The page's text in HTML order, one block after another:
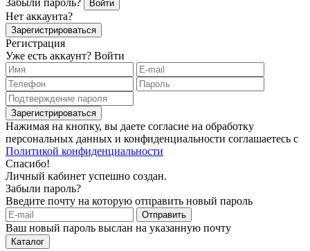
Забыли пароль? Войти
Нет аккаунта?
Зарегистрироваться
Регистрация
Уже есть аккаунт? Войти
Зарегистрироваться
Нажимая на кнопку, вы даете согласие на обработку
персональных данных и конфиденциальности соглашаетесь с
Политикой конфиденциальности
Спасибо!
Личный кабинет успешно создан.
Забыли пароль?
Введите почту на которую отправить новый пароль
Отправить
Ваш новый пароль выслан на указанную почту
Каталог